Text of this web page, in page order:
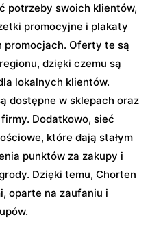
potrzeby swoich klientów,
promocyjne i plakaty
promocjach. Oferty te są
dzięki czemu są
lokalnych klientów.
dostępne w sklepach oraz
Dodatkowo, sieć
które dają stałym
punktów za zakupy i
Dzięki temu, Chorten
oparte na zaufaniu i